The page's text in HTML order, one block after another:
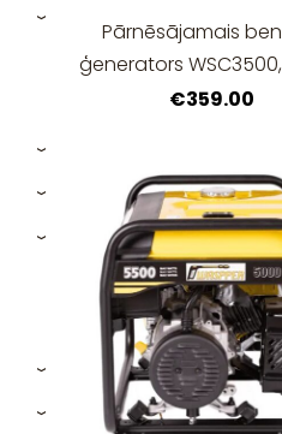
›
›
›
›
›
›
Pārnēsājamais
ģenerators
€359.00